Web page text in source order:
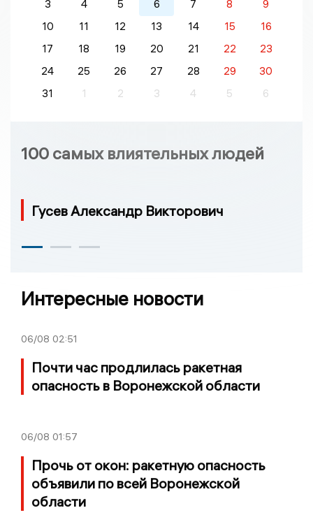
3 4 5 6 7 8
9
10
11 12 13 14 15
16
17
18 19 20 21 22
23
24
25 26 27 28 29
30
31
1 2 3 4 5 6
100 самых влиятельных людей
Гусев Александр Викторович
Интересные новости
06/08 02:51
Почти час продлилась ракетная
опасность в Воронежской области
06/08 01:57
Прочь от окон: ракетную опасность
объявили по всей Воронежской
области